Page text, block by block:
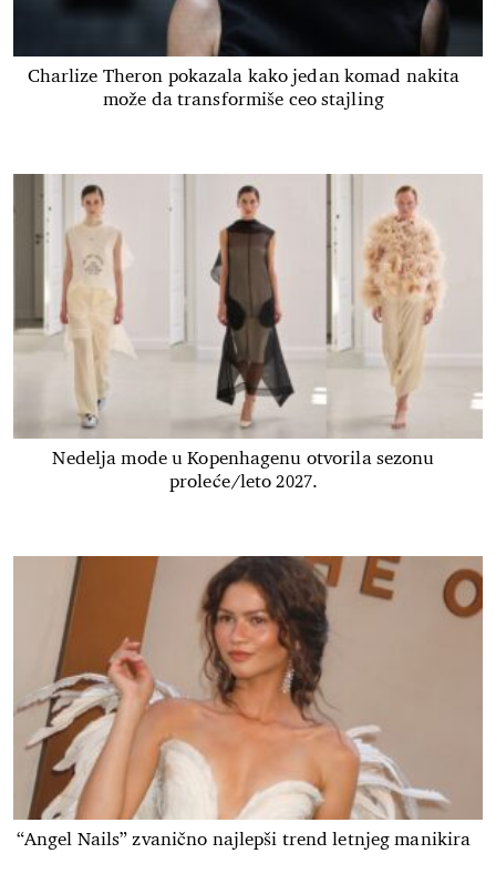
Charlize Theron pokazala kako jedan komad nakita
može da transformiše ceo stajling
Nedelja mode u Kopenhagenu otvorila sezonu
proleće/leto 2027.
“Angel Nails” zvanično najlepši trend letnjeg manikira